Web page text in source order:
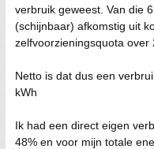
verbruik geweest. Van die
(schijnbaar) afkomstig uit
zelfvoorzieningsquota over
Netto is dat dus een
kWh
Ik had een direct eigen
48% en voor mijn totale